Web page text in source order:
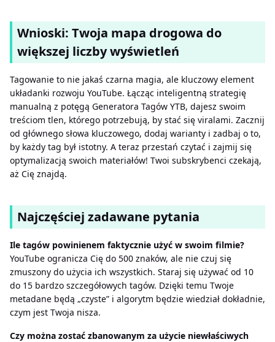
Wnioski: Twoja mapa drogowa do
większej liczby wyświetleń
Tagowanie to nie jakaś czarna magia, ale kluczowy element
układanki rozwoju YouTube. Łącząc inteligentną strategię
manualną z potęgą Generatora Tagów YTB, dajesz swoim
treściom tlen, którego potrzebują, by stać się viralami. Zacznij
od głównego słowa kluczowego, dodaj warianty i zadbaj o to,
by każdy tag był istotny. A teraz przestań czytać i zajmij się
optymalizacją swoich materiałów! Twoi subskrybenci czekają,
aż Cię znajdą.
Najczęściej zadawane pytania
Ile tagów powinienem faktycznie użyć w swoim filmie?
YouTube ogranicza Cię do 500 znaków, ale nie czuj się
zmuszony do użycia ich wszystkich. Staraj się używać od 10
do 15 bardzo szczegółowych tagów. Dzięki temu Twoje
metadane będą „czyste” i algorytm będzie wiedział dokładnie,
czym jest Twoja nisza.
Czy można zostać zbanowanym za użycie niewłaściwych